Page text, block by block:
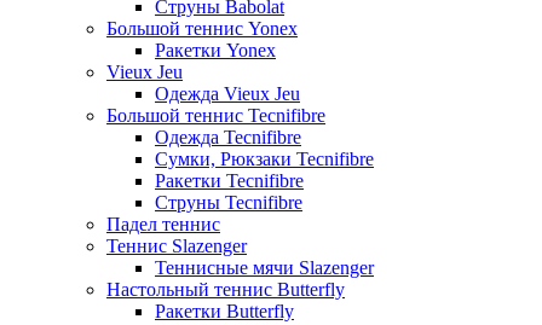
Струны Babolat
Большой теннис Yonex
Ракетки Yonex
Vieux Jeu
Одежда Vieux Jeu
Большой теннис Tecnifibre
Одежда Tecnifibre
Сумки, Рюкзаки Tecnifibre
Ракетки Tecnifibre
Струны Tecnifibre
Падел теннис
Теннис Slazenger
Теннисные мячи Slazenger
Настольный теннис Butterfly
Ракетки Butterfly